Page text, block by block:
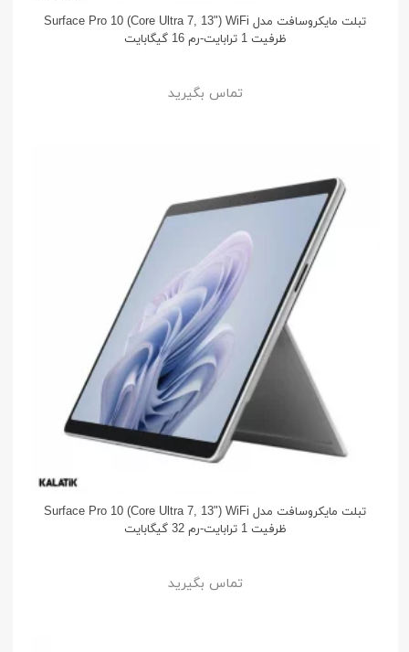
تبلت مایکروسافت مدل Surface Pro 10 (Core Ultra 7, 13") WiFi
ظرفیت 1 ترابایت-رم 16 گیگابایت
تماس بگیرید
تبلت مایکروسافت مدل Surface Pro 10 (Core Ultra 7, 13") WiFi
ظرفیت 1 ترابایت-رم 32 گیگابایت
تماس بگیرید